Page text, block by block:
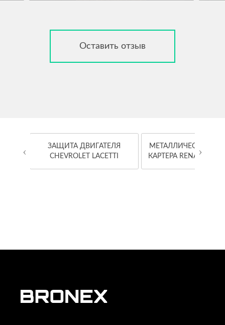
Оставить отзыв
ЗАЩИТА ДВИГАТЕЛЯ
CHEVROLET LACETTI
МЕТАЛЛИЧЕСКАЯ
КАРТЕРА RENAULT
‹ ›